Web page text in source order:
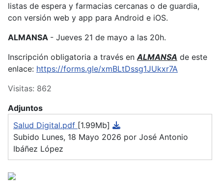
listas de espera y farmacias cercanas o de guardia,
con versión web y app para Android e iOS.
ALMANSA - Jueves 21 de mayo a las 20h.
Inscripción obligatoria a través en ALMANSA de este
enlace: https://forms.gle/xmBLtDssg1JUkxr7A
Visitas: 862
Adjuntos
Salud Digital.pdf [1.99Mb]
Subido Lunes, 18 Mayo 2026 por José Antonio
Ibáñez López